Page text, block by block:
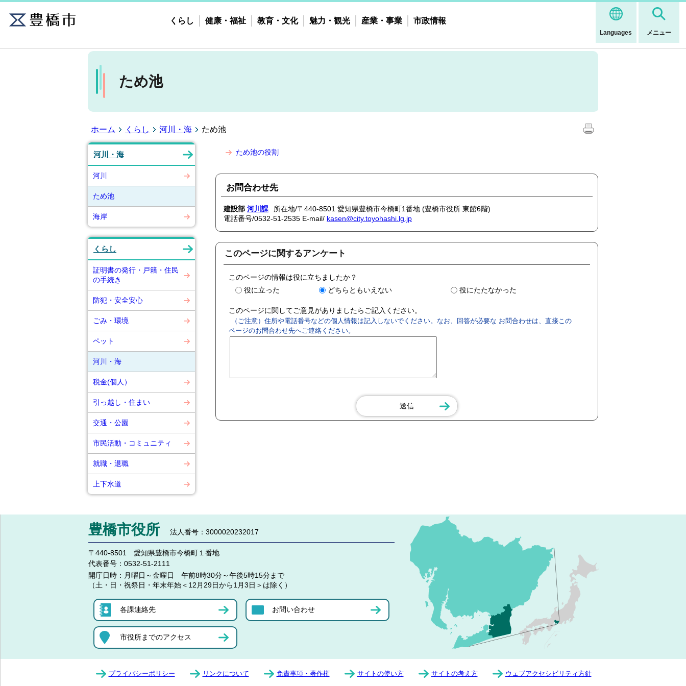
Languages メニュー
くらし 健康・福祉 教育・文化 魅力・観光 産業・事業 市政情報
ため池
ホーム くらし 河川・海 ため池
河川・海
河川
ため池
海岸
くらし
証明書の発行・戸籍・住民
の手続き
防犯・安全安心
ごみ・環境
ペット
河川・海
税金(個人）
引っ越し・住まい
交通・公園
市民活動・コミュニティ
就職・退職
上下水道
ため池の役割
お問合わせ先
建設部 河川課
所在地/〒440-8501 愛知県豊橋市今橋町1番地 (豊橋市役所 東館6階)
電話番号/0532-51-2535 E-mail/ kasen@city.toyohashi.lg.jp
このページに関するアンケート
このページの情報は役に立ちましたか？
役に立った
どちらともいえない 役にたたなかった
このページに関してご意見がありましたらご記入ください。
（ご注意）住所や電話番号などの個人情報は記入しないでください。なお、回答が必要な お問合わせは、直接この
ページのお問合わせ先へご連絡ください。
豊橋市役所 法人番号：3000020232017
〒440-8501 愛知県豊橋市今橋町１番地
代表番号： 0532-51-2111
開庁日時： 月曜日～金曜日 午前8時30分～午後5時15分まで
（土・日・祝祭日・年末年始＜12月29日から1月3日＞は除く）
各課連絡先 お問い合わせ
市役所までのアクセス
プライバシーポリシー リンクについて 免責事項・著作権 サイトの使い方 サイトの考え方 ウェブアクセシビリティ方針